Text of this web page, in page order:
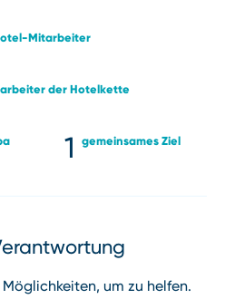
⁠Mitarbeiter
der Hotelkette
1 gemeinsames Ziel
um zu helfen.